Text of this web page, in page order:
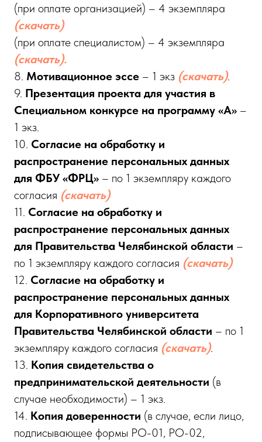
(при оплате организацией) – 4 экземпляра
(скачать)
(при оплате специалистом) – 4 экземпляра
(скачать).
8. Мотивационное эссе – 1 экз (скачать).
9. Презентация проекта для участия в
Специальном конкурсе на программу «А» –
1 экз.
10. Согласие на обработку и
распространение персональных данных
для ФБУ «ФРЦ» – по 1 экземпляру каждого
согласия (скачать)
11. Согласие на обработку и
распространение персональных данных
для Правительства Челябинской области –
по 1 экземпляру каждого согласия (скачать)
12. Согласие на обработку и
распространение персональных данных
для Корпоративного университета
Правительства Челябинской области – по 1
экземпляру каждого согласия (скачать).
13. Копия свидетельства о
предпринимательской деятельности (в
случае необходимости) – 1 экз.
14. Копия доверенности (в случае, если лицо,
подписывающее формы РО-01, РО-02,